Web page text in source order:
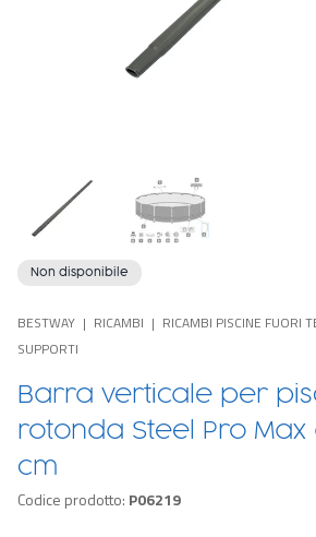
Non disponibile
BESTWAY RICAMBI RICAMBI PISCINE FUORI
SUPPORTI
Barra verticale per
rotonda Steel Pro Max
cm
Codice prodotto: P06219